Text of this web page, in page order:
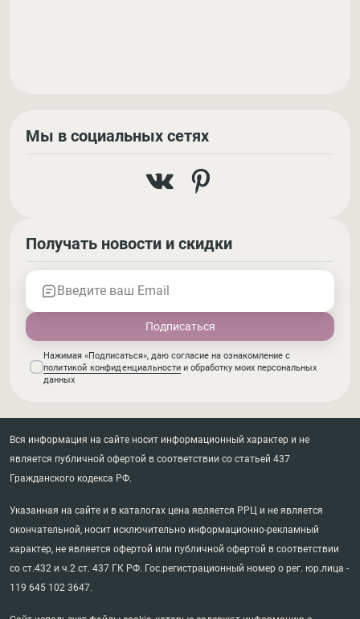
Мы в социальных сетях
Получать новости и скидки
Введите ваш Email
Нажимая «Подписаться», даю согласие на ознакомление с
политикой конфиденциальности и обработку моих персональных
данных
Вся информация на сайте носит информационный характер и не
является публичной офертой в соответствии со статьей 437
Гражданского кодекса РФ.
Указанная на сайте и в каталогах цена является РРЦ и не является
окончательной, носит исключительно информационно-рекламный
характер, не является офертой или публичной офертой в соответствии
со ст.432 и ч.2 ст. 437 ГК РФ. Гос.регистрационный номер о рег. юр.лица -
119 645 102 3647.